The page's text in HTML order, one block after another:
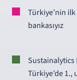
Türkiye’nin ilk
bankasıyız
Türkiye’de 1.,